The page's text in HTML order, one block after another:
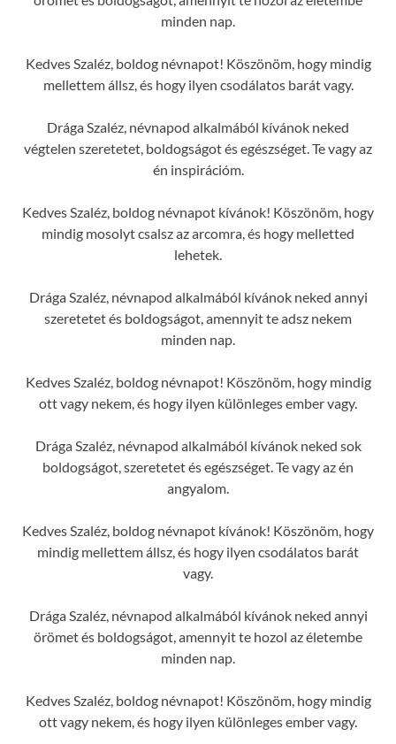
minden nap.
Kedves Szaléz, boldog névnapot! Köszönöm, hogy mindig
mellettem állsz, és hogy ilyen csodálatos barát vagy.
Drága Szaléz, névnapod alkalmából kívánok neked
végtelen szeretetet, boldogságot és egészséget. Te vagy az
én inspirációm.
Kedves Szaléz, boldog névnapot kívánok! Köszönöm, hogy
mindig mosolyt csalsz az arcomra, és hogy melletted
lehetek.
Drága Szaléz, névnapod alkalmából kívánok neked annyi
szeretetet és boldogságot, amennyit te adsz nekem
minden nap.
Kedves Szaléz, boldog névnapot! Köszönöm, hogy mindig
ott vagy nekem, és hogy ilyen különleges ember vagy.
Drága Szaléz, névnapod alkalmából kívánok neked sok
boldogságot, szeretetet és egészséget. Te vagy az én
angyalom.
Kedves Szaléz, boldog névnapot kívánok! Köszönöm, hogy
mindig mellettem állsz, és hogy ilyen csodálatos barát
vagy.
Drága Szaléz, névnapod alkalmából kívánok neked annyi
örömet és boldogságot, amennyit te hozol az életembe
minden nap.
Kedves Szaléz, boldog névnapot! Köszönöm, hogy mindig
ott vagy nekem, és hogy ilyen különleges ember vagy.